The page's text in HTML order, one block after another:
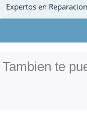
Expertos en
Tambien te